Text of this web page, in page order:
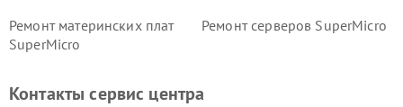
Ремонт материнских плат
SuperMicro
Ремонт серверов SuperMicro
Контакты сервис центра